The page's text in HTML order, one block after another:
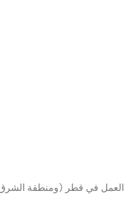
العمل في قطر (ومنطقة الشرق